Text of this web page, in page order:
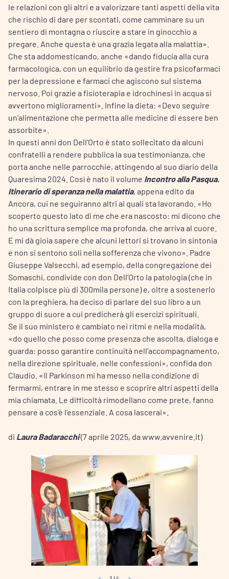
le relazioni con gli altri e a valorizzare tanti aspetti della vita
che rischio di dare per scontati, come camminare su un
sentiero di montagna o riuscire a stare in ginocchio a
pregare. Anche questa è una grazia legata alla malattia».
Che sta addomesticando, anche «dando fiducia alla cura
farmacologica, con un equilibrio da gestire fra psicofarmaci
per la depressione e farmaci che agiscono sul sistema
nervoso. Poi grazie a fisioterapia e idrochinesi in acqua si
avvertono miglioramenti». Infine la dieta: «Devo seguire
un’alimentazione che permetta alle medicine di essere ben
assorbite».
In questi anni don Dell’Orto è stato sollecitato da alcuni
confratelli a rendere pubblica la sua testimonianza, che
porta anche nelle parrocchie, attingendo al suo diario della
Quaresima 2024. Così è nato il volume Incontro alla Pasqua.
Itinerario di speranza nella malattia, appena edito da
Ancora, cui ne seguiranno altri ai quali sta lavorando. «Ho
scoperto questo lato di me che era nascosto: mi dicono che
ho una scrittura semplice ma profonda, che arriva al cuore.
E mi dà gioia sapere che alcuni lettori si trovano in sintonia
e non si sentono soli nella sofferenza che vivono». Padre
Giuseppe Valsecchi, ad esempio, della congregazione dei
Somaschi, condivide con don Dell’Orto la patologia (che in
Italia colpisce più di 300mila persone) e, oltre a sostenerlo
con la preghiera, ha deciso di parlare del suo libro a un
gruppo di suore a cui predicherà gli esercizi spirituali.
Se il suo ministero è cambiato nei ritmi e nella modalità,
«do quello che posso come presenza che ascolta, dialoga e
guarda: posso garantire continuità nell’accompagnamento,
nella direzione spirituale, nelle confessioni», confida don
Claudio. «Il Parkinson mi ha messo nella condizione di
fermarmi, entrare in me stesso e scoprire altri aspetti della
mia chiamata. Le difficoltà rimodellano come prete, fanno
pensare a cos’è l’essenziale. A cosa lascerai».
di Laura Badaracchi(7 aprile 2025, da www.avvenire.it)